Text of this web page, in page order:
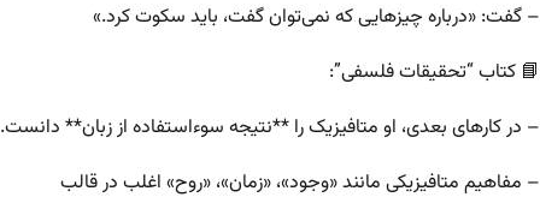
– گفت: «درباره چیزهایی که نمی‌توان گفت، باید سکوت کرد.»
📘 کتاب “تحقیقات فلسفی”:
– در کارهای بعدی، او متافیزیک را **نتیجه سوءاستفاده از زبان** دانست.
– مفاهیم متافیزیکی مانند «وجود»، «زمان»، «روح» اغلب در قالب